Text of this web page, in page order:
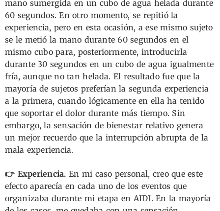
mano sumergida en un cubo de agua helada durante
60 segundos. En otro momento, se repitió la
experiencia, pero en esta ocasión, a ese mismo sujeto
se le metió la mano durante 60 segundos en el
mismo cubo para, posteriormente, introducirla
durante 30 segundos en un cubo de agua igualmente
fría, aunque no tan helada. El resultado fue que la
mayoría de sujetos preferían la segunda experiencia
a la primera, cuando lógicamente en ella ha tenido
que soportar el dolor durante más tiempo. Sin
embargo, la sensación de bienestar relativo genera
un mejor recuerdo que la interrupción abrupta de la
mala experiencia.
👉 Experiencia. En mi caso personal, creo que este
efecto aparecía en cada uno de los eventos que
organizaba durante mi etapa en AIDI. En la mayoría